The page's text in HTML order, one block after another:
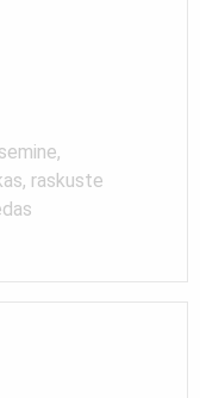
raskuste